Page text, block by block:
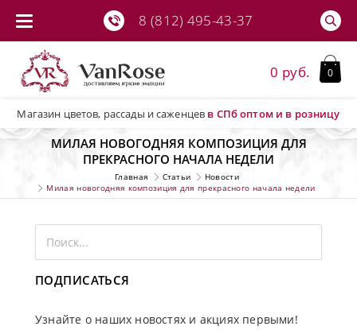
8 (812) 495-43-37
Магазин цветов, рассады и саженцев в СПбоптом и в розницу
0 руб. 0
МИЛАЯ НОВОГОДНЯЯ КОМПОЗИЦИЯ ДЛЯ
ПРЕКРАСНОГО НАЧАЛА НЕДЕЛИ
Главная Статьи
Новости
Милая новогодняя композиция для прекрасного начала недели
ПОДПИСАТЬСЯ
Узнайте о наших новостях и акциях первыми!